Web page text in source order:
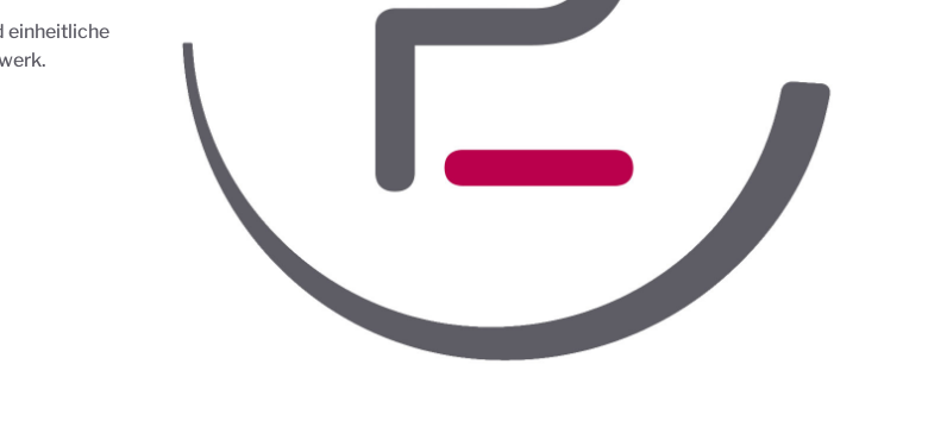
einheitliche